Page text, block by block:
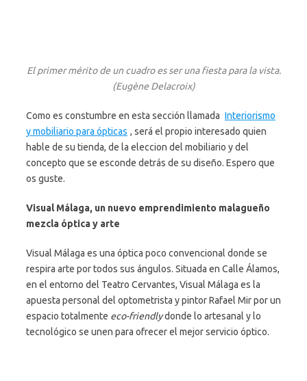
El primer mérito de un cuadro es ser una fiesta para la vista.
(Eugène Delacroix)
Como es constumbre en esta sección llamada Interiorismo
y mobiliario para ópticas , será el propio interesado quien
hable de su tienda, de la eleccion del mobiliario y del
concepto que se esconde detrás de su diseño. Espero que
os guste.
Visual Málaga, un nuevo emprendimiento malagueño
mezcla óptica y arte
Visual Málaga es una óptica poco convencional donde se
respira arte por todos sus ángulos. Situada en Calle Álamos,
en el entorno del Teatro Cervantes, Visual Málaga es la
apuesta personal del optometrista y pintor Rafael Mir por un
espacio totalmente eco-friendlydonde lo artesanal y lo
tecnológico se unen para ofrecer el mejor servicio óptico.